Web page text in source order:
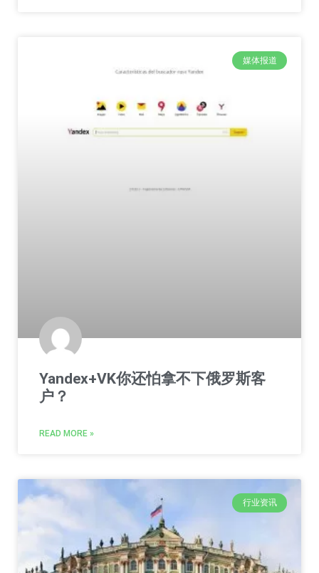
媒体报道
Yandex+VK你还怕拿不下俄罗斯客
户？
READ MORE »
行业资讯